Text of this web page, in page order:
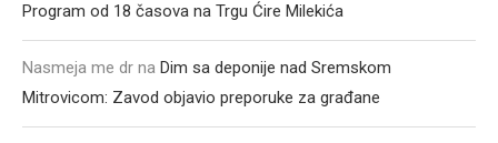
Program od 18 časova na Trgu Ćire Milekića
Nasmeja me dr na Dim sa deponije nad Sremskom
Mitrovicom: Zavod objavio preporuke za građane